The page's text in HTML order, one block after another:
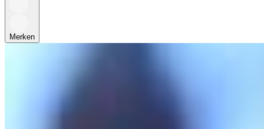
Merken